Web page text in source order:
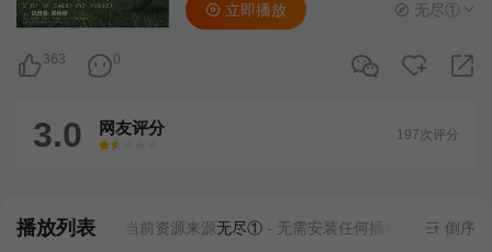
363 0
立即播放 无尽①
3.0 网友评分
很差
较差还行推荐力荐
197次评分
播放列表 当前资源来源无尽①- 无需安装任何插件 倒序